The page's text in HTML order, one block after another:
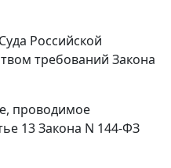
Российской
требований Закона
проводимое
13Закона N 144-ФЗ